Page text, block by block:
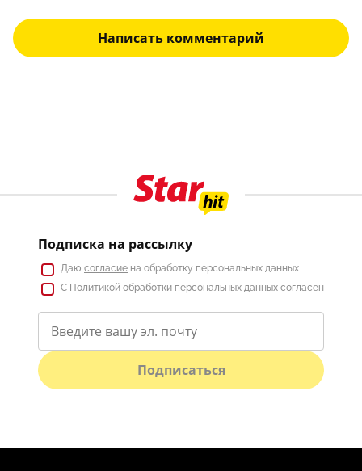
Написать комментарий
Подписка на рассылку
Даю согласие на обработку персональных данных
С Политикой обработки персональных данных согласен
Подписаться